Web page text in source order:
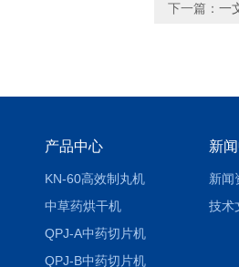
下一篇： 一
产品中心
KN-60高效制丸机
中草药烘干机
QPJ-A中药切片机
QPJ-B中药切片机
新
新闻
技术